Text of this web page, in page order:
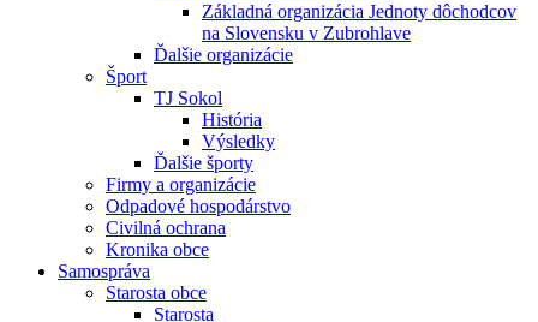
Základná organizácia Jednoty dôchodcov
na Slovensku v Zubrohlave
Ďalšie organizácie
Šport
TJ Sokol
História
Výsledky
Ďalšie športy
Firmy a organizácie
Odpadové hospodárstvo
Civilná ochrana
Kronika obce
Samospráva
Starosta obce
Starosta